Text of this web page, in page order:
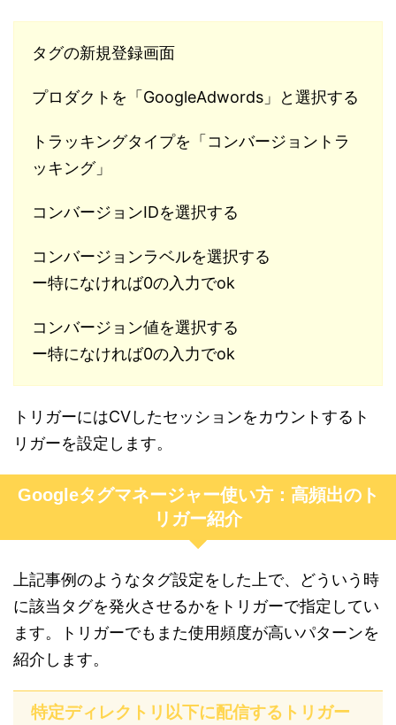
タグの新規登録画面
プロダクトを「GoogleAdwords」と選択する
トラッキングタイプを「コンバージョントラ
ッキング」
コンバージョンIDを選択する
コンバージョンラベルを選択する
ー特になければ0の入力でok
コンバージョン値を選択する
ー特になければ0の入力でok
トリガーにはCVしたセッションをカウントするト
リガーを設定します。
Googleタグマネージャー使い方：高頻出のト
リガー紹介
上記事例のようなタグ設定をした上で、どういう時
に該当タグを発火させるかをトリガーで指定してい
ます。トリガーでもまた使用頻度が高いパターンを
紹介します。
特定ディレクトリ以下に配信するトリガー